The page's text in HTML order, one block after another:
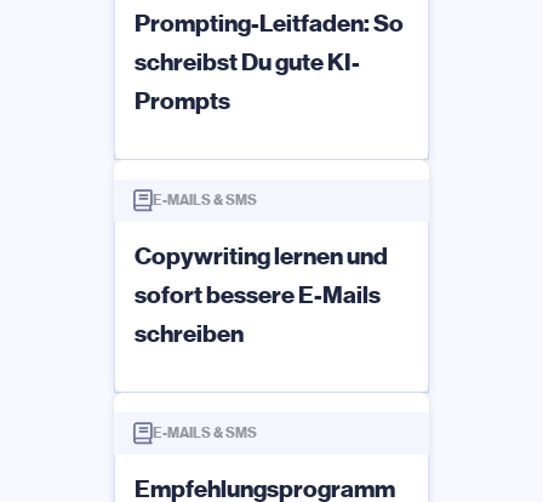
Prompting-Leitfaden: So
schreibst Du gute KI-
Prompts
E-MAILS & SMS
Copywriting lernen und
sofort bessere E-Mails
schreiben
E-MAILS & SMS
Empfehlungsprogramm